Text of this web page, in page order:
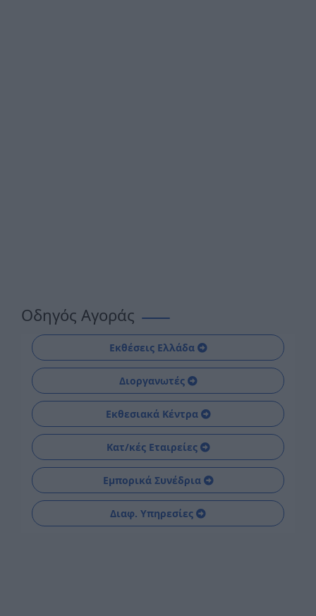
Οδηγός Αγοράς
Εκθέσεις Ελλάδα
Διοργανωτές
Εκθεσιακά Κέντρα
Κατ/κές Εταιρείες
Εμπορικά Συνέδρια
Διαφ. Υπηρεσίες